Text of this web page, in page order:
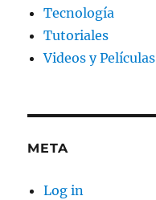
Tecnología
Tutoriales
Videos y Películas
META
Log in